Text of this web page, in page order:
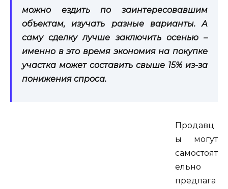
можно ездить по заинтересовавшим
объектам, изучать разные варианты. А
саму сделку лучше заключить осенью –
именно в это время экономия на покупке
участка может составить свыше 15% из-за
понижения спроса.
Продавц
ы могут
самостоят
ельно
предлага